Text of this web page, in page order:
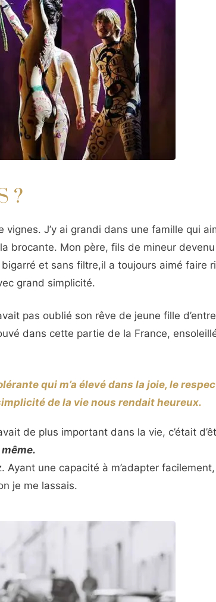
J’y ai grandi dans une famille qui
brocante. Mon père, fils de mineur devenu
et sans filtre,il a toujours aimé faire
grand simplicité.
pas oublié son rêve de jeune fille
dans cette partie de la France,
qui m’a élevé dans la joie, le
de la vie nous rendait heureux.
de plus important dans la vie, c’était
une capacité à m’adapter facilement,
je me lassais.